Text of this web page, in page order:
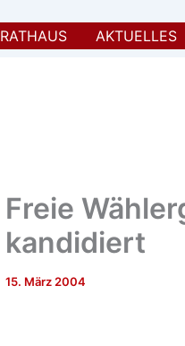
RATHAUS AKTUELLES
Freie
kandidiert
15. März 2004